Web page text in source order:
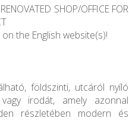
SHOP/OFFICE FOR
the English website(s)!
földszinti, utcáról nyíló
irodát, amely azonnal
részletében modern és